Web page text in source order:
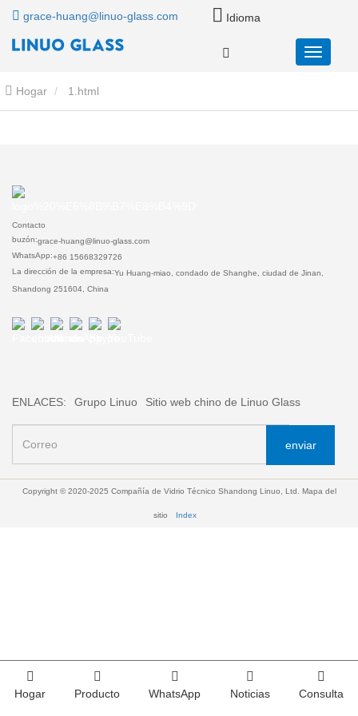
grace-huang@linuo-glass.com Idioma
Hogar 1.html
Contacto
buzón:grace-huang@linuo-glass.com
WhatsApp:+86 15668329726
La dirección de la empresa:Yu Huang-miao, condado de Shanghe, ciudad de Jinan,
Shandong 251604, China
ENLACES: Grupo Linuo Sitio web chino de Linuo Glass
enviar
Copyright © 2020-2025 Compañía de Vidrio Técnico Shandong Linuo, Ltd. Mapa del
sitio Index
Hogar Producto WhatsApp Noticias Consulta